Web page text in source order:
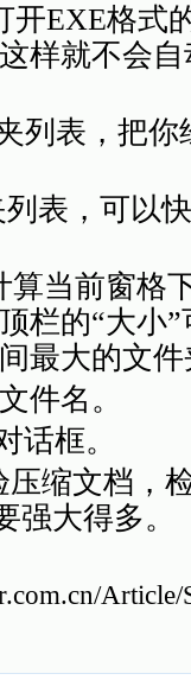
EXE格式
样就不会
表，把你
表，可以快
当前窗格
栏的“大小
最大的文
名。
框。
缩文档，
强大得多。